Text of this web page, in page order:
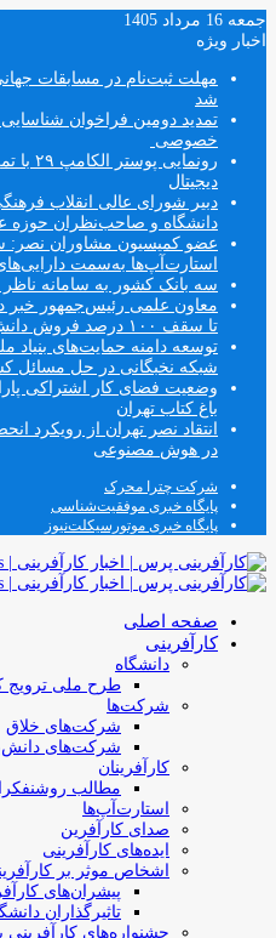
جمعه 16 مرداد 1405
اخبار ویژه
شد
تمدید دومین فراخوان
خصوصی
دیجیتال
دبیر شورای عالی انقلاب
دانشگاه و صاحب‌نظران حوزه
عضو کمیسیون مشاوران نصر:
استارت‌آپ‌ها به‌سمت
سه بانک کشور به سامانه
معاون علمی رئیس‌جمهور خبر
تا سقف ۱۰۰ درصد فروش دانش‌بنیان‌ها
توسعه دامنه حمایت‌های
شبکه نخبگانی در حل مسائل
وضعیت فضای کار اشتراکی
باغ کتاب تهران
انتقاد نصر تهران از رویکرد
در هوش مصنوعی
شرکت چترا محرک
پایگاه خبری موفقیت‌شناسی
پایگاه خبری موتورسیکلت‌نیوز
صفحه اصلی
کارآفرینی
دانشگاه
طرح ملی ترویج
شرکت‌ها
شرکت‌های خلاق
شرکت‌های
کارآفرینان
مطالب
استارت‌آپ‌ها
صدای کارآفرین
ایده‌های کارآفرینی
اشخاص موثر بر
پیشران‌های
تاثیرگذاران
جشنواره‌های